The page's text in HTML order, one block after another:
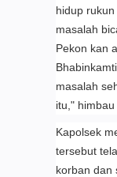
hidup
masalah
Pekon kan
masalah
itu," himbau
Kapolsek
tersebut
korban dan